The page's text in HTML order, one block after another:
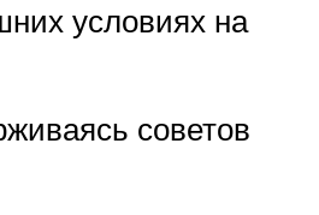
условиях на
советов